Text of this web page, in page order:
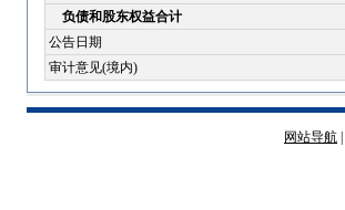
负债和股东权益合计
公告日期
审计意见(境内)
网站导航